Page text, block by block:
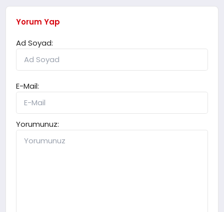
Yorum Yap
Ad Soyad:
E-Mail:
Yorumunuz: